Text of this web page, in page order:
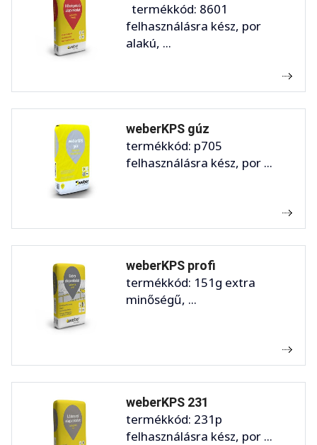
termékkód: 8601
felhasználásra kész, por
alakú, ...
weberKPS gúz
termékkód: p705
felhasználásra kész, por ...
weberKPS profi
termékkód: 151g extra
minőségű, ...
weberKPS 231
termékkód: 231p
felhasználásra kész, por ...